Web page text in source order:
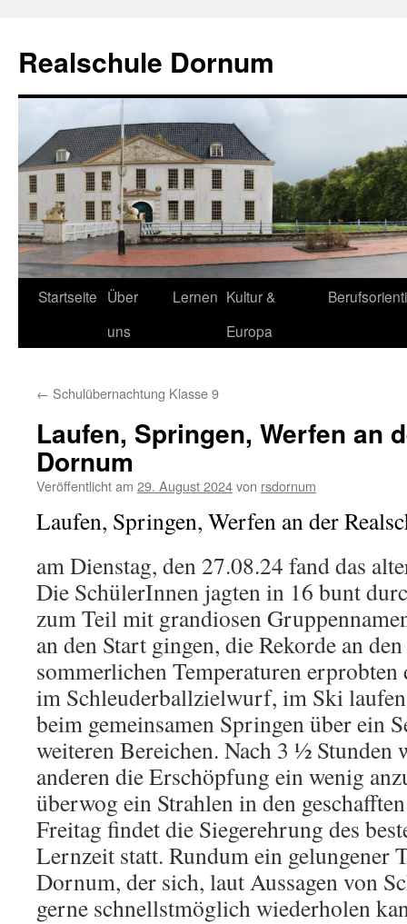
springen
Realschule Dornum
Startseite Über
uns
Lernen Kultur &
Europa
← Schulübernachtung Klasse 9
Laufen, Springen, Werfen an
Dornum
Veröffentlicht am 29. August 2024von rsdornum
Laufen, Springen, Werfen an der
am Dienstag, den 27.08.24 fand das
Die SchülerInnen jagten in 16 bunt
zum Teil mit grandiosen
an den Start gingen, die Rekorde an
sommerlichen Temperaturen
im Schleuderballzielwurf, im Ski
beim gemeinsamen Springen über ein
weiteren Bereichen. Nach 3 ½ Stunden
anderen die Erschöpfung ein wenig
überwog ein Strahlen in den
Freitag findet die Siegerehrung des
Lernzeit statt. Rundum ein gelungener
Dornum, der sich, laut Aussagen von
gerne schnellstmöglich wiederholen